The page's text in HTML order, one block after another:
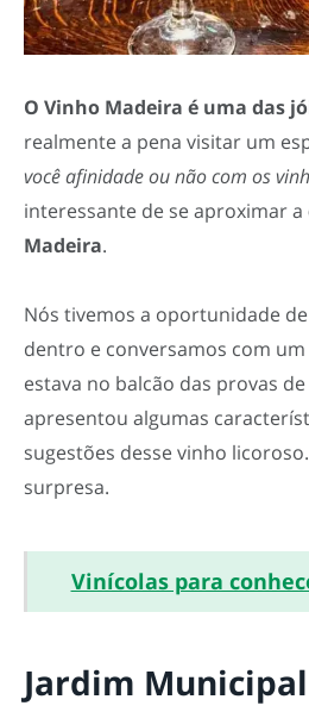
O Vinho Madeira é uma das
realmente a pena visitar um
você afinidade ou não com os
interessante de se aproximar a
Madeira.
Nós tivemos a oportunidade
dentro e conversamos com
estava no balcão das provas
apresentou algumas
sugestões desse vinho
surpresa.
Vinícolas para
Jardim